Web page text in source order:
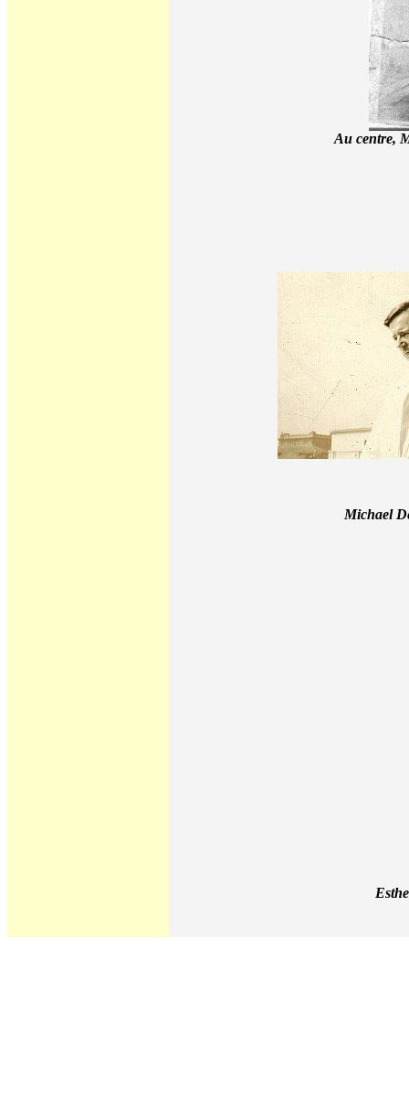
Au centre,
Michael